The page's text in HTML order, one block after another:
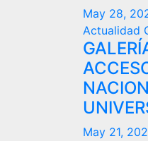
May 28,
Actualidad
May 21,